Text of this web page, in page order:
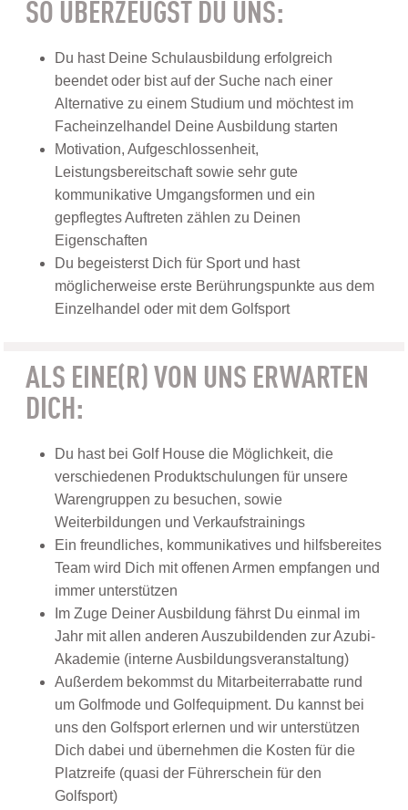
SO ÜBERZEUGST DU UNS:
Du hast Deine Schulausbildung erfolgreich
beendet oder bist auf der Suche nach einer
Alternative zu einem Studium und möchtest im
Facheinzelhandel Deine Ausbildung starten
Motivation, Aufgeschlossenheit,
Leistungsbereitschaft sowie sehr gute
kommunikative Umgangsformen und ein
gepflegtes Auftreten zählen zu Deinen
Eigenschaften
Du begeisterst Dich für Sport und hast
möglicherweise erste Berührungspunkte aus dem
Einzelhandel oder mit dem Golfsport
ALS EINE(R) VON UNS ERWARTEN
DICH:
Du hast bei Golf House die Möglichkeit, die
verschiedenen Produktschulungen für unsere
Warengruppen zu besuchen, sowie
Weiterbildungen und Verkaufstrainings
Ein freundliches, kommunikatives und hilfsbereites
Team wird Dich mit offenen Armen empfangen und
immer unterstützen
Im Zuge Deiner Ausbildung fährst Du einmal im
Jahr mit allen anderen Auszubildenden zur Azubi-
Akademie (interne Ausbildungsveranstaltung)
Außerdem bekommst du Mitarbeiterrabatte rund
um Golfmode und Golfequipment. Du kannst bei
uns den Golfsport erlernen und wir unterstützen
Dich dabei und übernehmen die Kosten für die
Platzreife (quasi der Führerschein für den
Golfsport)